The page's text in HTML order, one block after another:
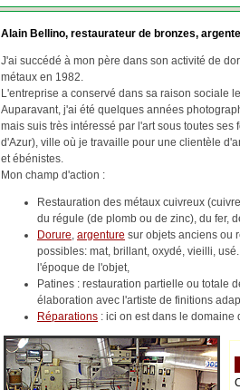
Alain Bellino, restaurateur de bronzes,
J'ai succédé à mon père dans son activité de
métaux en 1982.
L'entreprise a conservé dans sa raison sociale
Auparavant, j'ai été quelques années
mais suis très intéressé par l'art sous toutes
d'Azur), ville où je travaille pour une clientèle
et ébénistes.
Mon champ d'action :
Restauration des métaux cuivreux
du régule (de plomb ou de zinc), du fer,
Dorure, argenture sur objets anciens ou
possibles: mat, brillant, oxydé, vieilli,
l'époque de l'objet,
Patines : restauration partielle ou totale
élaboration avec l'artiste de finitions
Réparations : ici on est dans le